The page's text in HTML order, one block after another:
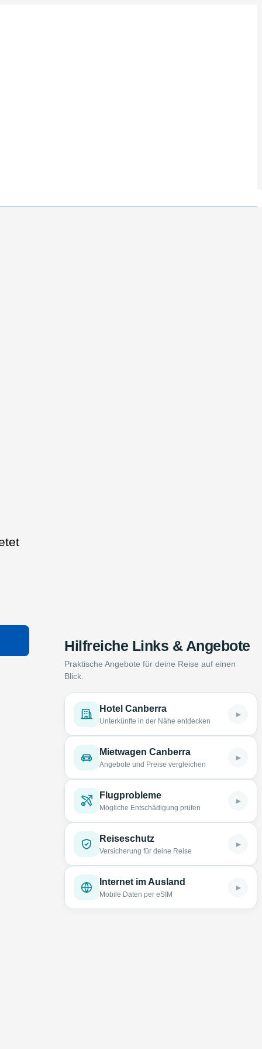
Hilfreiche Links & Angebote
Praktische Angebote für deine Reise auf einen
Blick.
Hotel Canberra
Unterkünfte in der Nähe entdecken
►
Mietwagen Canberra
Angebote und Preise vergleichen
►
Flugprobleme
Mögliche Entschädigung prüfen
►
Reiseschutz
Versicherung für deine Reise
►
Internet im Ausland
Mobile Daten per eSIM
►